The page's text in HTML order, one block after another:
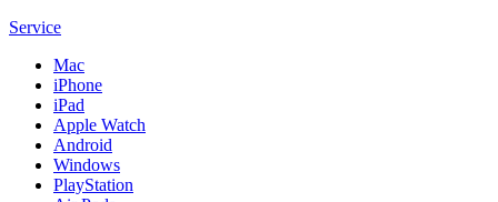
Service
Mac
iPhone
iPad
Apple Watch
Android
Windows
PlayStation